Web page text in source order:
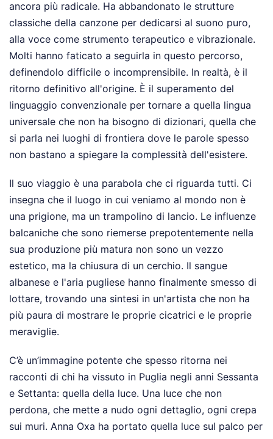
ancora più radicale. Ha abbandonato le strutture
classiche della canzone per dedicarsi al suono puro,
alla voce come strumento terapeutico e vibrazionale.
Molti hanno faticato a seguirla in questo percorso,
definendolo difficile o incomprensibile. In realtà, è il
ritorno definitivo all'origine. È il superamento del
linguaggio convenzionale per tornare a quella lingua
universale che non ha bisogno di dizionari, quella che
si parla nei luoghi di frontiera dove le parole spesso
non bastano a spiegare la complessità dell'esistere.
Il suo viaggio è una parabola che ci riguarda tutti. Ci
insegna che il luogo in cui veniamo al mondo non è
una prigione, ma un trampolino di lancio. Le influenze
balcaniche che sono riemerse prepotentemente nella
sua produzione più matura non sono un vezzo
estetico, ma la chiusura di un cerchio. Il sangue
albanese e l'aria pugliese hanno finalmente smesso di
lottare, trovando una sintesi in un'artista che non ha
più paura di mostrare le proprie cicatrici e le proprie
meraviglie.
C’è un’immagine potente che spesso ritorna nei
racconti di chi ha vissuto in Puglia negli anni Sessanta
e Settanta: quella della luce. Una luce che non
perdona, che mette a nudo ogni dettaglio, ogni crepa
sui muri. Anna Oxa ha portato quella luce sul palco per